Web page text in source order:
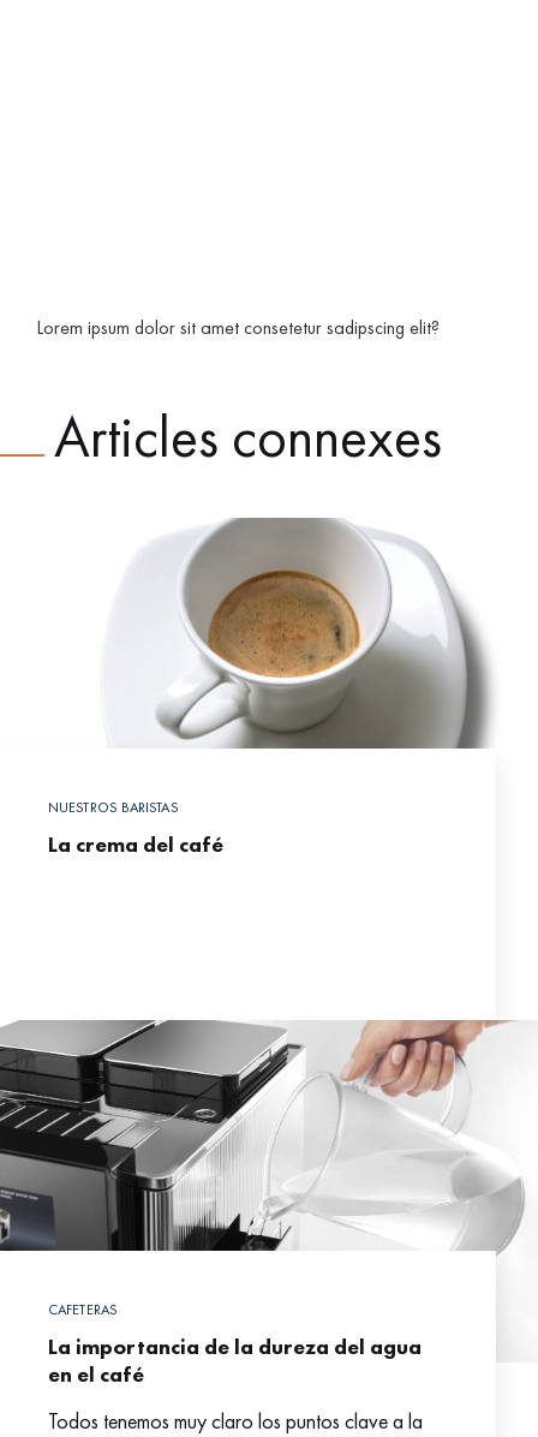
Lorem ipsum dolor sit amet consetetur sadipscing elit?
Articles connexes
NUESTROS BARISTAS
La crema del café
CAFETERAS
La importancia de la dureza del agua
en el café
Todos tenemos muy claro los puntos clave a la